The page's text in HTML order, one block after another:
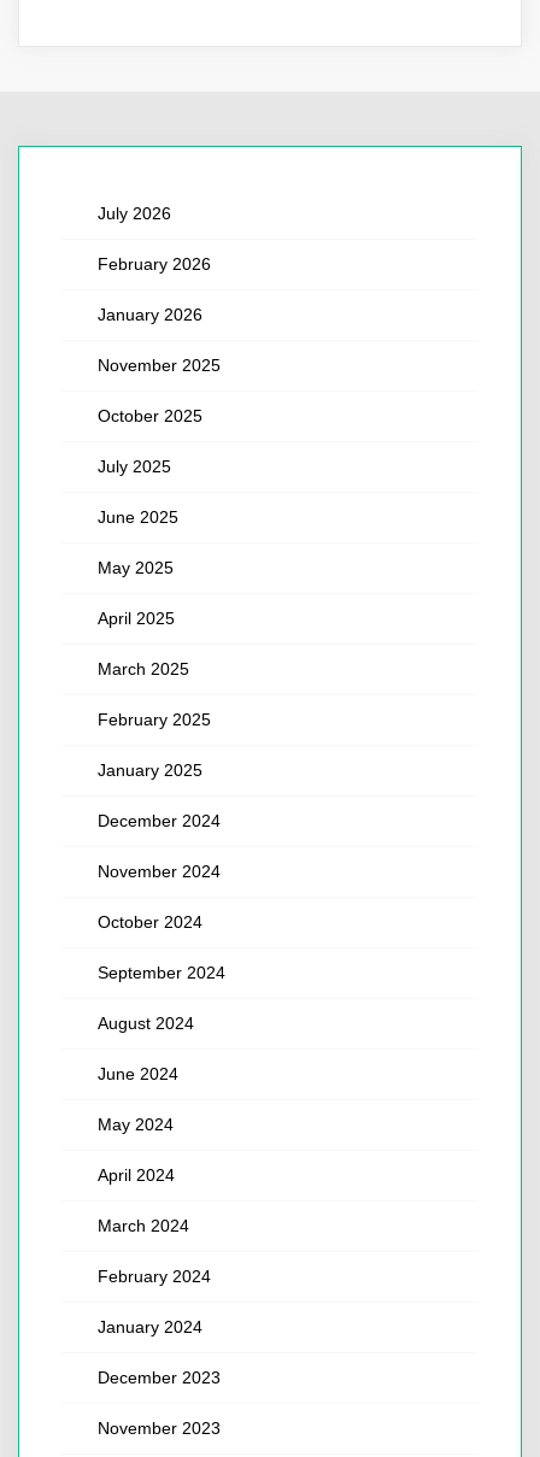
July 2026
February 2026
January 2026
November 2025
October 2025
July 2025
June 2025
May 2025
April 2025
March 2025
February 2025
January 2025
December 2024
November 2024
October 2024
September 2024
August 2024
June 2024
May 2024
April 2024
March 2024
February 2024
January 2024
December 2023
November 2023